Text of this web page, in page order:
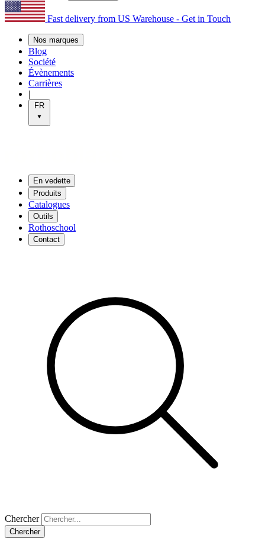
Fast delivery from US Warehouse - Get in Touch
Nos marques
Blog
Société
Évènements
Carrières
|
FR
En vedette
Produits
Catalogues
Outils
Rothoschool
Contact
Chercher
Chercher